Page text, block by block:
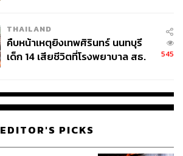
THAILAND
คืบหน้าเหตุยิงเทพศิรินทร์ นนทบุรี
เด็ก 14 เสียชีวิตที่โรงพยาบาล สธ.
545
EDITOR'S PICKS